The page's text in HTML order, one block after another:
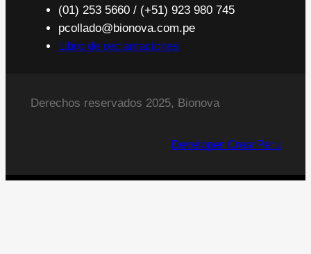
(01) 253 5660 / (+51) 923 980 745
pcollado@bionova.com.pe
Libro de reclamaciones
Derechos reservados 2025, Bionova
Developer CrearPeru